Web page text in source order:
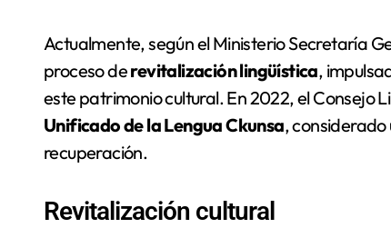
Actualmente, según el Ministerio Secretaría
proceso derevitalización lingüística,
este patrimonio cultural. En 2022, el Consejo
Unificado de la Lengua Ckunsa,
recuperación.
Revitalización cultural